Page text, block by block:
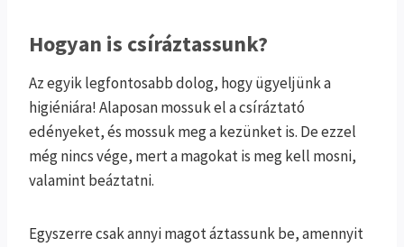
Hogyan is csíráztassunk?
Az egyik legfontosabb dolog, hogy ügyeljünk a
higiéniára! Alaposan mossuk el a csíráztató
edényeket, és mossuk meg a kezünket is. De ezzel
még nincs vége, mert a magokat is meg kell mosni,
valamint beáztatni.
Egyszerre csak annyi magot áztassunk be, amennyit